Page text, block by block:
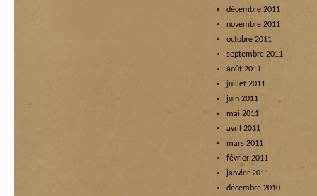
décembre 2011
novembre 2011
octobre 2011
septembre 2011
août 2011
juillet 2011
juin 2011
mai 2011
avril 2011
mars 2011
février 2011
janvier 2011
décembre 2010